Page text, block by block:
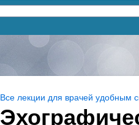
Все лекции для врачей удобным